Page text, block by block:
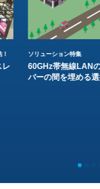
レ
ソリューション特集
60GHz帯無線LAN
バーの間を埋める